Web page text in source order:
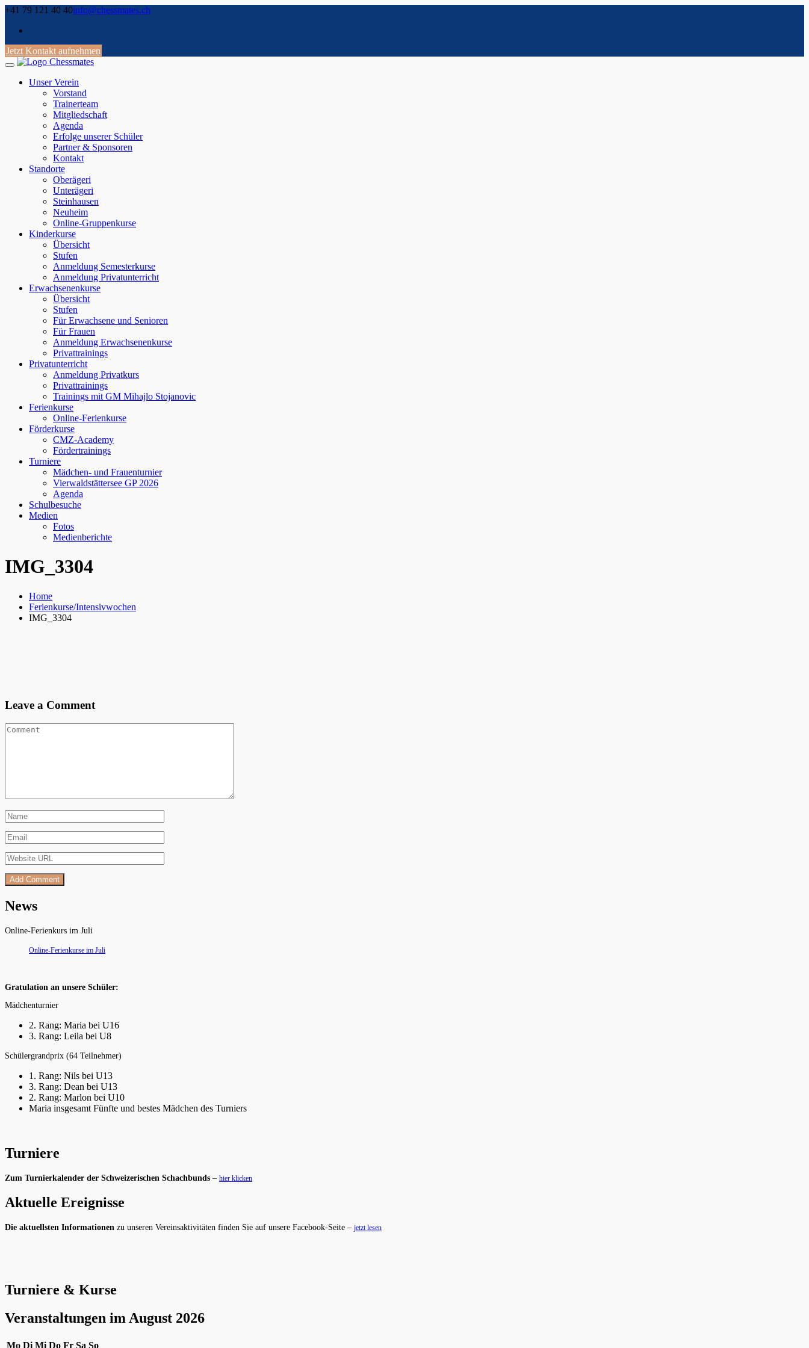
Skip
content
+41 79 121 40 40info@chessmates.ch
Jetzt Kontakt aufnehmen
Unser Verein
Vorstand
Trainerteam
Mitgliedschaft
Agenda
Erfolge unserer Schüler
Partner & Sponsoren
Kontakt
Standorte
Oberägeri
Unterägeri
Steinhausen
Neuheim
Online-Gruppenkurse
Kinderkurse
Übersicht
Stufen
Anmeldung Semesterkurse
Anmeldung Privatunterricht
Erwachsenenkurse
Übersicht
Stufen
Für Erwachsene und Senioren
Für Frauen
Anmeldung Erwachsenenkurse
Privattrainings
Privatunterricht
Anmeldung Privatkurs
Privattrainings
Trainings mit GM Mihajlo Stojanovic
Ferienkurse
Online-Ferienkurse
Förderkurse
CMZ-Academy
Fördertrainings
Turniere
Mädchen- und Frauenturnier
Vierwaldstättersee GP 2026
Agenda
Schulbesuche
Medien
Fotos
Medienberichte
IMG_3304
Home
Ferienkurse/Intensivwochen
IMG_3304
Leave a Comment
News
Online-Ferienkurs im Juli
Online-Ferienkurse im Juli
Gratulation an unsere Schüler:
Mädchenturnier
2. Rang: Maria bei U16
3. Rang: Leila bei U8
Schülergrandprix (64 Teilnehmer)
1. Rang: Nils bei U13
3. Rang: Dean bei U13
2. Rang: Marlon bei U10
Maria insgesamt Fünfte und bestes Mädchen des Turniers
Turniere
Zum Turnierkalender der Schweizerischen Schachbunds – hier klicken
Aktuelle Ereignisse
Die aktuellsten Informationen zu unseren Vereinsaktivitäten finden Sie auf unsere Facebook-Seite – jetzt lesen
Turniere & Kurse
Veranstaltungen im August 2026
MoMontag
DiDienstag
MiMittwoch
DoDonnerstag
FrFreitag
Sa Samstag
SoSonntag